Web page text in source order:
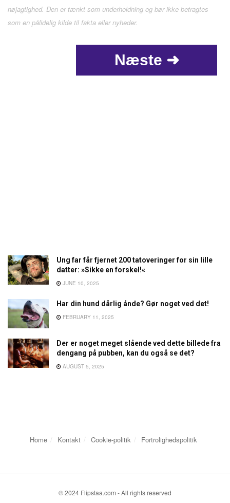
nøjagtighed. Den er tænkt som underholdning og bør ikke betragtes
som en pålidelig kilde til fakta eller nyheder.
Næste ➜
Ung far får fjernet 200 tatoveringer for sin lille
datter: »Sikke en forskel!«
JUNE 10, 2025
Har din hund dårlig ånde? Gør noget ved det!
FEBRUARY 11, 2025
Der er noget meget slående ved dette billede fra
dengang på pubben, kan du også se det?
AUGUST 5, 2025
Home Kontakt Cookie-politik Fortrolighedspolitik
© 2024 Flipstaa.com - All rights reserved